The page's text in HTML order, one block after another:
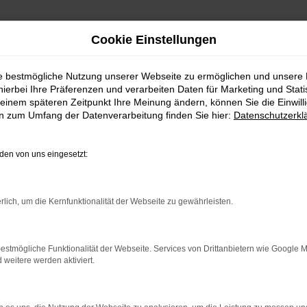
EINE
Sie alles richtig und sitzen im perfekten Fahrzeug für diese
Kamenz eingerichtet, andererseits ist der Toyota RAV 4
Schiefelbein. Wir bieten Ihnen den Toyota RAV 4
oder einen Jahreswagen.
NETWORK ERROR
Cookie Einstellungen
bestmögliche Nutzung unserer Webseite zu ermöglichen und unsere
Ihre Präferenzen und verarbeiten Daten für Marketing und
späteren Zeitpunkt Ihre Meinung ändern, können Sie die
zum Umfang der Datenverarbeitung finden Sie hier:
von uns eingesetzt:
um die Kernfunktionalität der Webseite zu gewährleisten.
Funktionalität der Webseite. Services von Drittanbietern wie Google
weitere werden aktiviert.